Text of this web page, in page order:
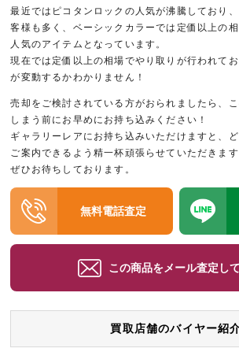
最近ではピコタンロックの人気が沸騰しており
客様も多く、ベーシックカラーでは定価以上の
人気のアイテムとなっています。
現在では定価以上の相場でやり取りが行われて
が変動するかわかりません！
売却をご検討されている方がおられましたら、
しまう前にお早めにお持ち込みください！
ギャラリーレアにお持ち込みいただけますと、
ご案内できるよう精一杯頑張らせていただきます
ぜひお待ちしております。
無料電話査定
この商品をメール査定し
買取店舗のバイヤー紹